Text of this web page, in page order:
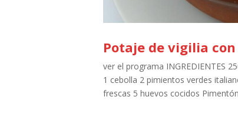
Potaje de vigilia
ver el programa INGREDIENTES
1 cebolla 2 pimientos verdes
frescas 5 huevos cocidos